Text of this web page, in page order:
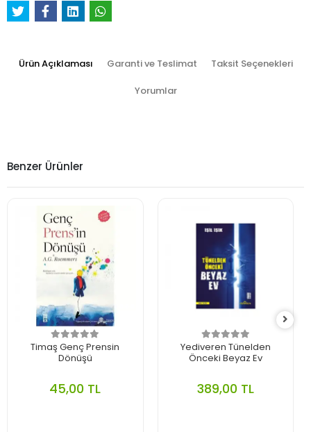
Ürün Açıklaması Garanti ve Teslimat Taksit Seçenekleri
Yorumlar
Benzer Ürünler
Timaş Genç Prensin
Dönüşü
45,00 TL
Yediveren Tünelden
Önceki Beyaz Ev
389,00 TL